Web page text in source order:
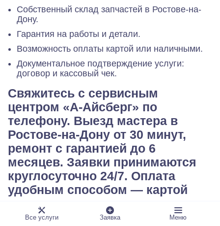
Собственный склад запчастей в Ростове-на-
Дону.
Гарантия на работы и детали.
Возможность оплаты картой или наличными.
Документальное подтверждение услуги:
договор и кассовый чек.
Свяжитесь с сервисным
центром «А-Айсберг» по
телефону. Выезд мастера в
Ростове-на-Дону от 30 минут,
ремонт с гарантией до 6
месяцев. Заявки принимаются
круглосуточно 24/7. Оплата
удобным способом — картой
или наличными.
Все услуги Заявка Меню